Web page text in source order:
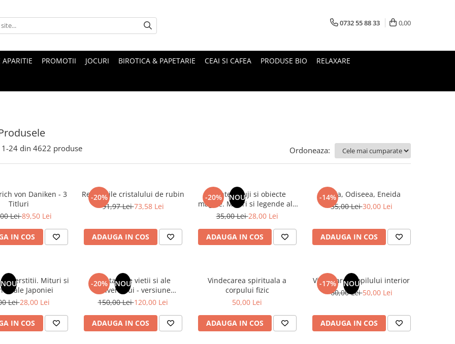
0732 55 88 33 0,00
PROMOTII JOCURI BIROTICA & PAPETARIE CEAI SI CAFEA PRODUSE BIO RELAXARE
1-24 din 4622 produse Ordoneaza:
von Daniken - 3
Titluri
Lei89,50 Lei
IN COS
-20%
Revelatiile cristalului de rubin
91,97 Lei73,58 Lei
ADAUGA IN COS
-20% NOU
Muntele Fuji si obiecte
magice. Mituri si legende ale
Japoniei
35,00 Lei28,00 Lei
ADAUGA IN COS
-14%
Iliada, Odiseea, Eneida
35,00 Lei30,00 Lei
ADAUGA IN COS
NOU
superstitii. Mituri si
ale Japoniei
Lei28,00 Lei
IN COS
-20% NOU
Din tainele vietii si ale
Universului - versiune
originala din 1939. Volumele I-
Demetrescu
150,00 Lei120,00 Lei
ADAUGA IN COS
Vindecarea spirituala a
corpului fizic
50,00 Lei
ADAUGA IN COS
-17% NOU
Vindecarea copilului interior
60,00 Lei50,00 Lei
ADAUGA IN COS